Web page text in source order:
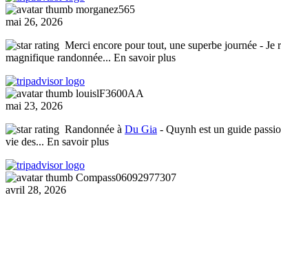
morganez565
mai 26, 2026
Merci encore pour tout, une superbe journée - Je
magnifique randonnée... En savoir plus
louislF3600AA
mai 23, 2026
Randonnée à Du Gia - Quynh est un guide
vie des... En savoir plus
Compass06092977307
avril 28, 2026